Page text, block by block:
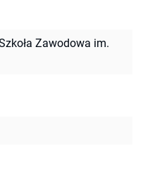
Zawodowa im.